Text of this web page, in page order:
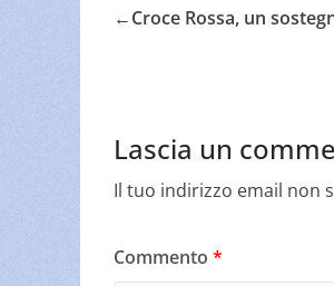
←Croce Rossa, un
Lascia un
Il tuo indirizzo email non
Commento *